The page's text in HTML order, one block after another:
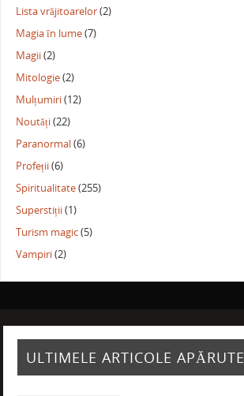
Lista vrăjitoarelor(2)
Magia în lume(7)
Magii(2)
Mitologie(2)
Mulțumiri(12)
Noutăți(22)
Paranormal(6)
Profeții(6)
Spiritualitate(255)
Superstiții(1)
Turism magic(5)
Vampiri(2)
ULTIMELE ARTICOLE APĂRUTE